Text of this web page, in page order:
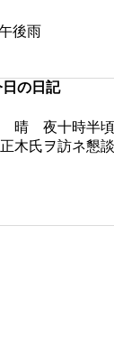
後雨
日の日記
夜十時半頃ヨ
木氏ヲ訪ネ懇